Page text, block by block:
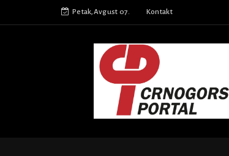
Petak,Avgust 07. Kontakt